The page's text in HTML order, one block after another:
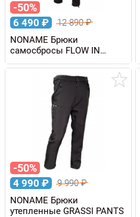
-50%
6 490 ₽ 12 890₽
NONAME Брюки
самосбросы FLOW IN
MOTION PANTS
-50%
4 990 ₽ 9 990₽
NONAME Брюки
утепленные GRASSI PANTS